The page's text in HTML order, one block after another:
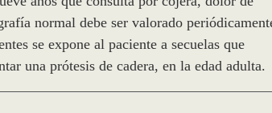
normal debe ser valorado
se expone al paciente a secuelas que
una prótesis de cadera, en la edad adulta.